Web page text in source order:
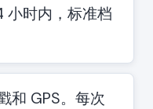
小时内，标准档
和 GPS。每次